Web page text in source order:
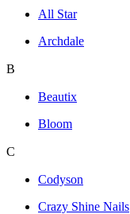
All Star
Archdale
B
Beautix
Bloom
C
Codyson
Crazy Shine Nails